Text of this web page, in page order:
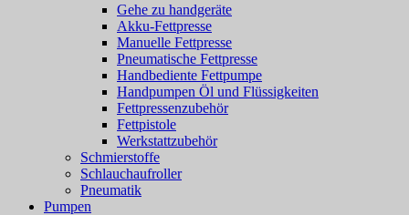
Gehe zu handgeräte
Akku-Fettpresse
Manuelle Fettpresse
Pneumatische Fettpresse
Handbediente Fettpumpe
Handpumpen Öl und Flüssigkeiten
Fettpressenzubehör
Fettpistole
Werkstattzubehör
Schmierstoffe
Schlauchaufroller
Pneumatik
Pumpen